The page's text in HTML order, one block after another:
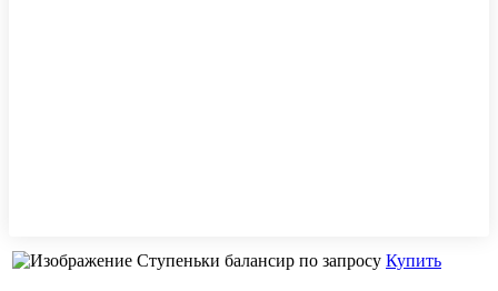
Ступеньки балансир по запросу Купить